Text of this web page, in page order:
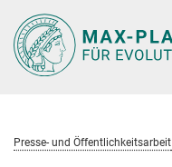
Hauptinhalt
Presse- und Öffentlichkeitsarbeit